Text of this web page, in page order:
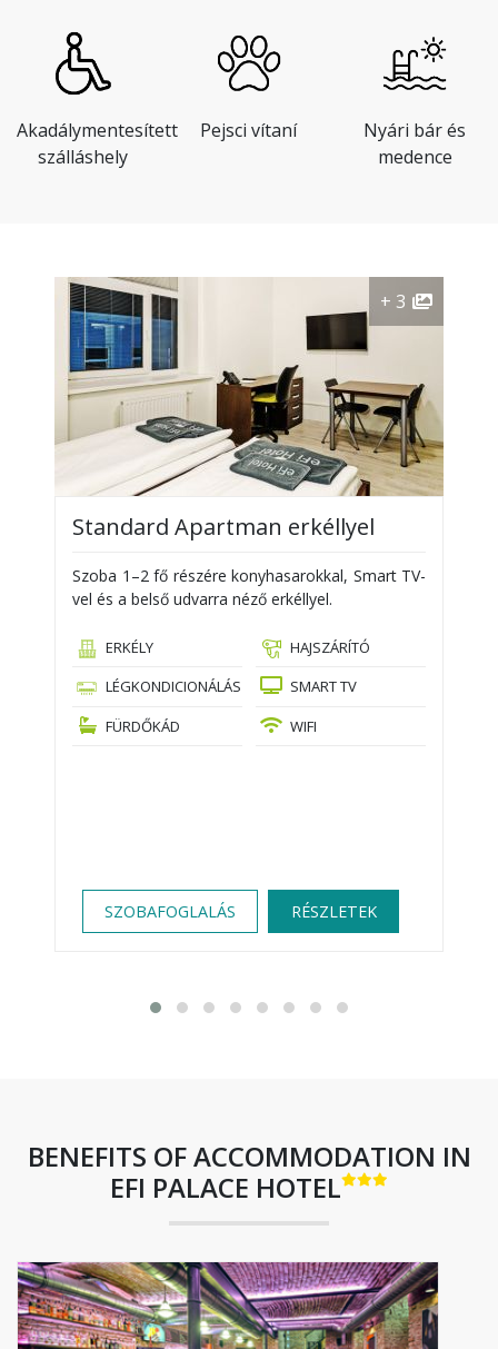
Akadálymentesített
szálláshely
Pejsci vítaní
Nyári bár és
medence
+ 3
Standard Apartman erkéllyel
Szoba 1–2 fő részére konyhasarokkal, Smart TV-
vel és a belső udvarra néző erkéllyel.
ERKÉLY
HAJSZÁRÍTÓ
LÉGKONDICIONÁLÁS
SMART TV
FÜRDŐKÁD
WIFI
SZOBAFOGLALÁS RÉSZLETEK
BENEFITS OF ACCOMMODATION IN
EFI PALACE HOTEL